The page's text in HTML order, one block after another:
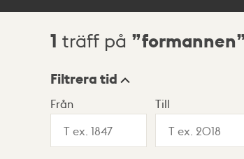
Sökresultat
1 träff på formannen
Visningsläge
Filtrera tid
Från Till